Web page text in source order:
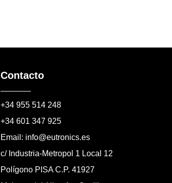
Contacto
+34 955 514 248
+34 601 347 925
Email: info@eutronics.es
c/ Industria-Metropol 1 Local 12
Polígono PISA C.P. 41927